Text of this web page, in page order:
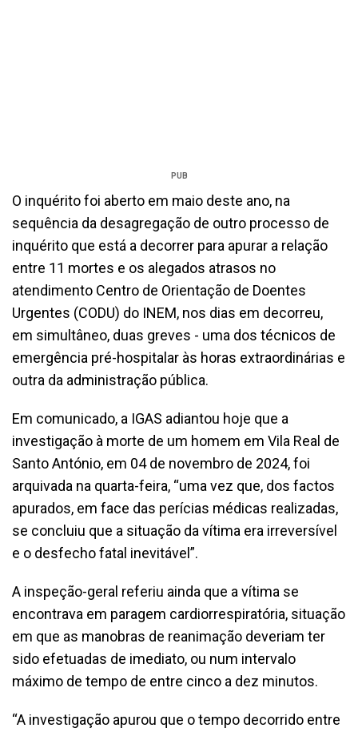
PUB
O inquérito foi aberto em maio deste ano, na
sequência da desagregação de outro processo de
inquérito que está a decorrer para apurar a relação
entre 11 mortes e os alegados atrasos no
atendimento Centro de Orientação de Doentes
Urgentes (CODU) do INEM, nos dias em decorreu,
em simultâneo, duas greves - uma dos técnicos de
emergência pré-hospitalar às horas extraordinárias e
outra da administração pública.
Em comunicado, a IGAS adiantou hoje que a
investigação à morte de um homem em Vila Real de
Santo António, em 04 de novembro de 2024, foi
arquivada na quarta-feira, “uma vez que, dos factos
apurados, em face das perícias médicas realizadas,
se concluiu que a situação da vítima era irreversível
e o desfecho fatal inevitável”.
A inspeção-geral referiu ainda que a vítima se
encontrava em paragem cardiorrespiratória, situação
em que as manobras de reanimação deveriam ter
sido efetuadas de imediato, ou num intervalo
máximo de tempo de entre cinco a dez minutos.
“A investigação apurou que o tempo decorrido entre